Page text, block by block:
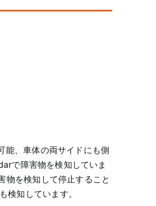
能、車体の両サイドにも側
で障害物を検知していま
物を検知して停止すること
検知しています。